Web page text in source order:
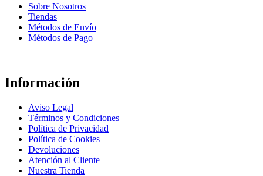
Sobre Nosotros
Tiendas
Métodos de Envío
Métodos de Pago
Información
Aviso Legal
Términos y Condiciones
Política de Privacidad
Política de Cookies
Devoluciones
Atención al Cliente
Nuestra Tienda